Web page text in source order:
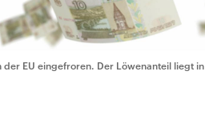
EU eingefroren. Der Löwenanteil liegt in